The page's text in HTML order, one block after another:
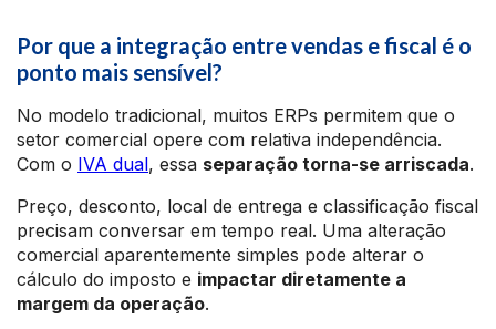
Por que a integração entre vendas e fiscal é o
ponto mais sensível?
No modelo tradicional, muitos ERPs permitem que o
setor comercial opere com relativa independência.
Com o IVA dual, essa separação torna-se arriscada.
Preço, desconto, local de entrega e classificação fiscal
precisam conversar em tempo real. Uma alteração
comercial aparentemente simples pode alterar o
cálculo do imposto e impactar diretamente a
margem da operação.